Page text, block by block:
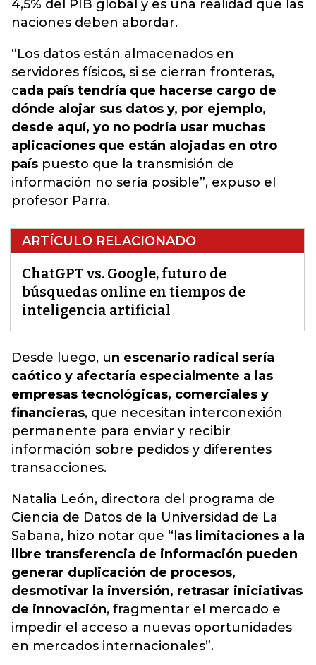
4,5% del PIB global y es una realidad que las
naciones deben abordar.
“Los datos están almacenados en
servidores físicos, si se cierran fronteras,
cada país tendría que hacerse cargo de
dónde alojar sus datos y, por ejemplo,
desde aquí, yo no podría usar muchas
aplicaciones que están alojadas en otro
país puesto que la transmisión de
información no sería posible”, expuso el
profesor Parra.
ARTÍCULO RELACIONADO
ChatGPT vs. Google, futuro de
búsquedas online en tiempos de
inteligencia artificial
Desde luego, un escenario radical sería
caótico y afectaría especialmente a las
empresas tecnológicas, comerciales y
financieras, que necesitan interconexión
permanente para enviar y recibir
información sobre pedidos y diferentes
transacciones.
Natalia León, directora del programa de
Ciencia de Datos de la Universidad de La
Sabana, hizo notar que “l as limitaciones a la
libre transferencia de información pueden
generar duplicación de procesos,
desmotivar la inversión, retrasar iniciativas
de innovación, fragmentar el mercado e
impedir el acceso a nuevas oportunidades
en mercados internacionales”.